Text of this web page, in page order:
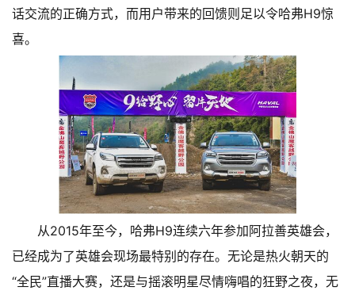
话交流的正确方式，而用户带来的回馈则足以令哈弗H9惊
喜。
从2015年至今，哈弗H9连续六年参加阿拉善英雄会，
已经成为了英雄会现场最特别的存在。无论是热火朝天的
“全民”直播大赛，还是与摇滚明星尽情嗨唱的狂野之夜，无